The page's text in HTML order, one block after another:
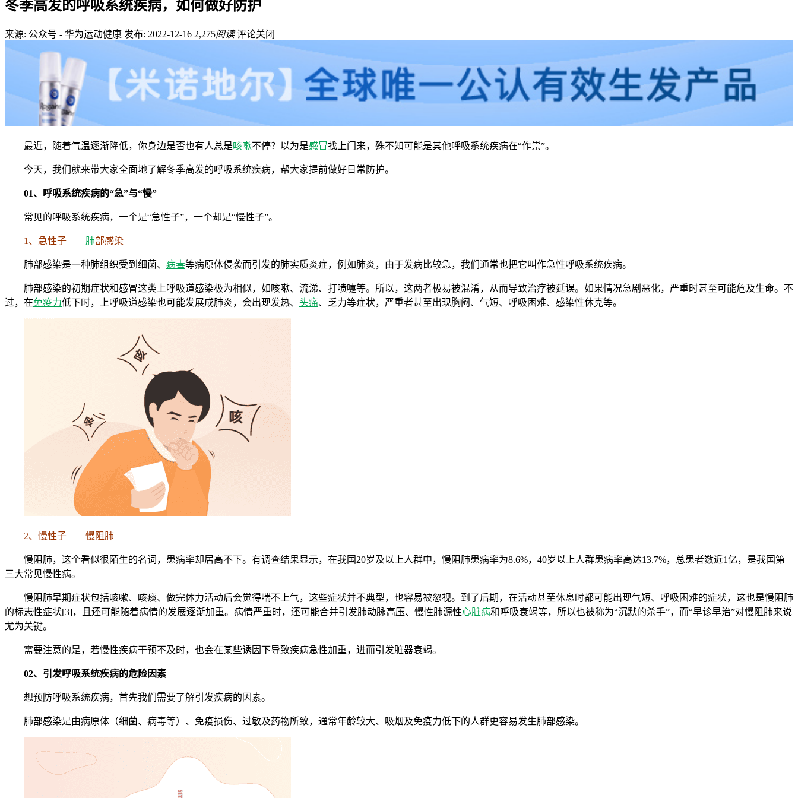
冬季高发的呼吸系统疾病，如何做好防护
来源: 公众号 - 华为运动健康 发布: 2022-12-16 2,275阅读 评论关闭
最近，随着气温逐渐降低，你身边是否也有人总是咳嗽不停？以为是感冒找上门来，殊不知可能是其他呼吸系统疾病在“作祟”。
今天，我们就来带大家全面地了解冬季高发的呼吸系统疾病，帮大家提前做好日常防护。
01、呼吸系统疾病的“急”与“慢”
常见的呼吸系统疾病，一个是“急性子”，一个却是“慢性子”。
1、急性子——肺部感染
肺部感染是一种肺组织受到细菌、 病毒等病原体侵袭而引发的肺实质炎症，例如肺炎，由于发病比较急，我们通常也把它叫作急性呼吸系统疾病。
肺部感染的初期症状和感冒这类上呼吸道感染极为相似，如咳嗽、流涕、打喷嚏等。所以，这两者极易被混淆，从而导致治疗被延误。如果情况急剧恶化，严重时甚至可能危及生命。不
过，在免疫力低下时，上呼吸道感染也可能发展成肺炎，会出现发热、 头痛、乏力等症状，严重者甚至出现胸闷、气短、呼吸困难、感染性休克等。
2、慢性子——慢阻肺
慢阻肺，这个看似很陌生的名词，患病率却居高不下。有调查结果显示，在我国20岁及以上人群中，慢阻肺患病率为8.6%，40岁以上人群患病率高达13.7%，总患者数近1亿，是我国第
三大常见慢性病。
慢阻肺早期症状包括咳嗽、咳痰、做完体力活动后会觉得喘不上气，这些症状并不典型，也容易被忽视。到了后期，在活动甚至休息时都可能出现气短、呼吸困难的症状，这也是慢阻肺
的标志性症状[3]，且还可能随着病情的发展逐渐加重。病情严重时，还可能合并引发肺动脉高压、慢性肺源性心脏病和呼吸衰竭等，所以也被称为“沉默的杀手”，而“早诊早治”对慢阻肺来说
尤为关键。
需要注意的是，若慢性疾病干预不及时，也会在某些诱因下导致疾病急性加重，进而引发脏器衰竭。
02、引发呼吸系统疾病的危险因素
想预防呼吸系统疾病，首先我们需要了解引发疾病的因素。
肺部感染是由病原体（细菌、病毒等）、免疫损伤、过敏及药物所致，通常年龄较大、吸烟及免疫力低下的人群更容易发生肺部感染。